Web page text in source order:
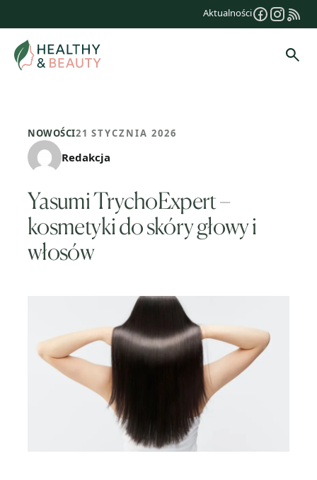
treści
Aktualności
NOWOŚCI21 STYCZNIA 2026
Redakcja
Yasumi TrychoExpert –
kosmetyki do skóry głowy i
włosów